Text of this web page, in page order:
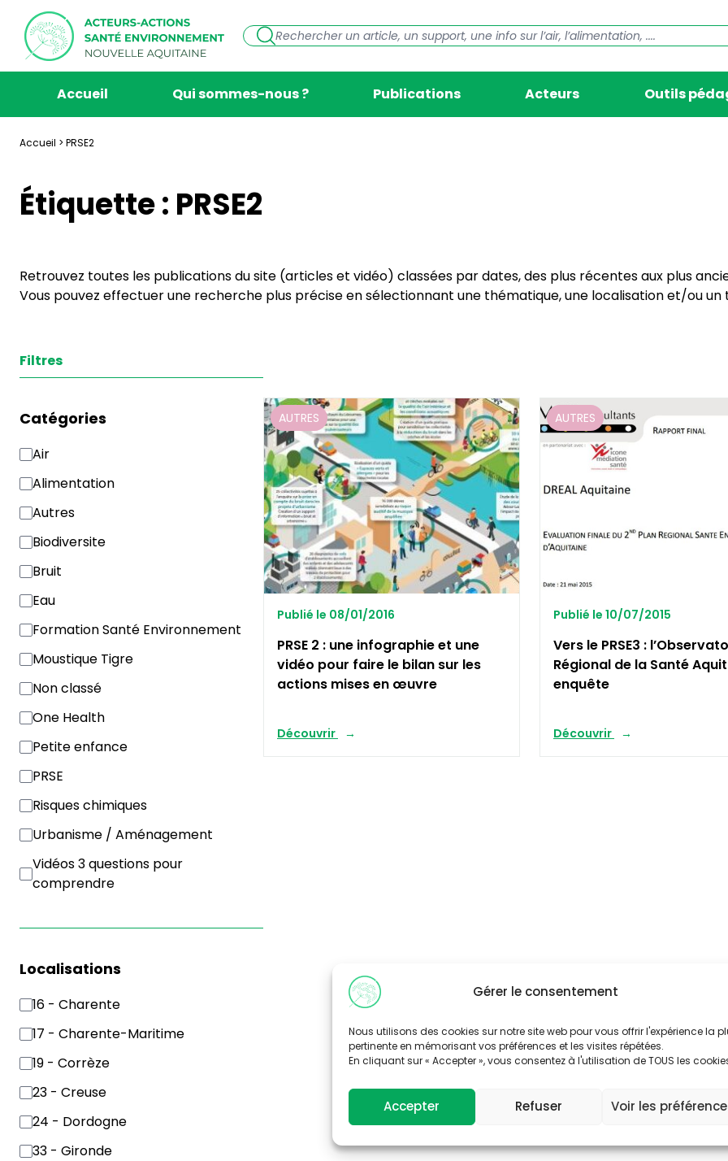
Gérer le consentement
Nous utilisons des cookies sur notre site web pour vous offrir l'expérience la
pertinente en mémorisant vos préférences et les visites répétées.
En cliquant sur « Accepter », vous consentez à l'utilisation de TOUS les
Accepter Refuser Voir les
Accueil Qui sommes-nous ? Publications Acteurs Outils
Accueil > PRSE2
Étiquette : PRSE2
Retrouvez toutes les publications du site (articles et vidéo) classées par dates, des plus récentes aux plus
Vous pouvez effectuer une recherche plus précise en sélectionnant une thématique, une localisation et/ou
Filtres
Catégories
Air
Alimentation
Autres
Biodiversite
Bruit
Eau
Formation Santé Environnement
Moustique Tigre
Non classé
One Health
Petite enfance
PRSE
Risques chimiques
Urbanisme / Aménagement
Vidéos 3 questions pour
comprendre
Localisations
16 - Charente
17 - Charente-Maritime
19 - Corrèze
23 - Creuse
24 - Dordogne
33 - Gironde
AUTRES
Publié le 08/01/2016
PRSE 2 : une infographie et une
vidéo pour faire le bilan sur les
actions mises en œuvre
Découvrir
AUTRES
Publié le 10/07/2015
Vers le PRSE3 :
Régional de la Santé
enquête
Découvrir